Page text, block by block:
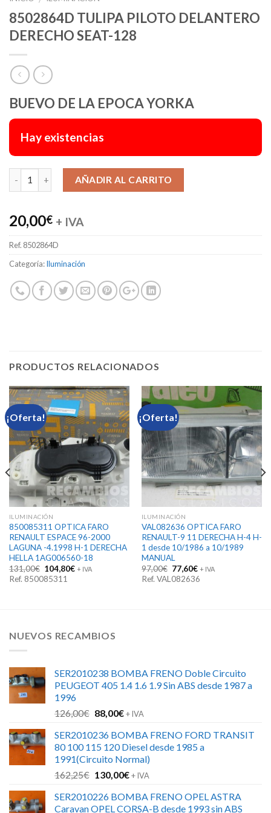
8502864D TULIPA PILOTO DELANTERO
DERECHO SEAT-128
BUEVO DE LA EPOCA YORKA
Hay existencias
AÑADIR AL CARRITO
20,00€ + IVA
Ref. 8502864D
Categoría:Iluminación
PRODUCTOS RELACIONADOS
¡Oferta!
ILUMINACIÓN
850085311 OPTICA FARO
RENAULT ESPACE 96-2000
LAGUNA -4.1998 H-1 DERECHA
HELLA 1AG006560-18
131,00€ El
precio
original
104,80€El+ IVA
Ref. 850085311
¡Oferta!
ILUMINACIÓN
VAL082636 OPTICA FARO
RENAULT-9 11 DERECHA H-4 H-
1 desde 10/1986 a 10/1989
MANUAL
97,00€ El
precio
original
77,60€El
precio
actual
+ IVA
Ref. VAL082636
NUEVOS RECAMBIOS
SER2010238 BOMBA FRENO Doble Circuito
PEUGEOT 405 1.4 1.6 1.9 Sin ABS desde 1987 a
1996
126,00€ El
original
era:
126,00€.
88,00€El
actual
es:
88,00€.
+ IVA
SER2010236 BOMBA FRENO FORD TRANSIT
80 100 115 120 Diesel desde 1985 a
1991(Circuito Normal)
162,25€ El
original
130,00€El
actual
+ IVA
SER2010226 BOMBA FRENO OPEL ASTRA
Caravan OPEL CORSA-B desde 1993 sin ABS